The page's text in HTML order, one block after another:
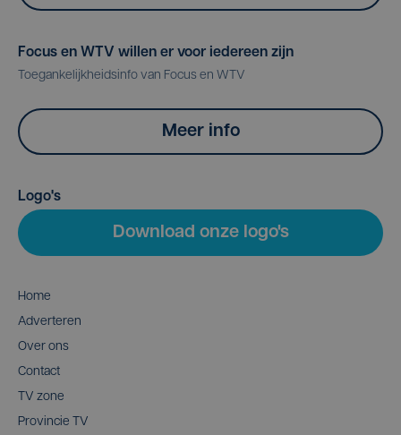
Focus en WTV willen er voor iedereen zijn
Toegankelijkheidsinfo van Focus en WTV
Meer info
Logo's
Download onze logo's
Home
Adverteren
Over ons
Contact
TV zone
Provincie TV